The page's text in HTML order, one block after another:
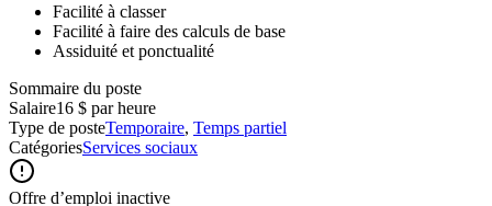
Facilité à classer
Facilité à faire des calculs de base
Assiduité et ponctualité
Sommaire du poste
Salaire16 $ par heure
Type de posteTemporaire, Temps partiel
CatégoriesServices sociaux
Offre d’emploi inactive